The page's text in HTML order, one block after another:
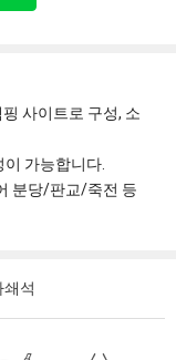
사이트로 구성, 소
이 가능합니다.
분당/판교/죽전 등
쇄석